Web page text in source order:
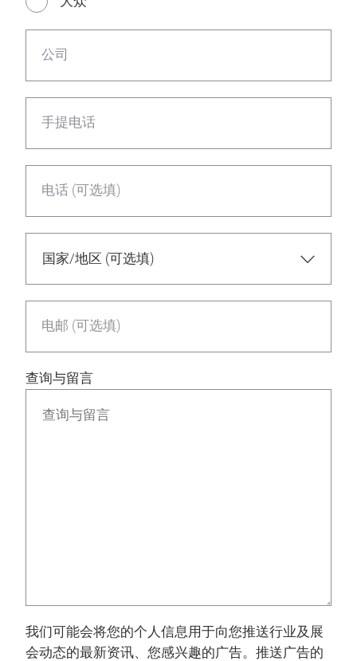
公司
手提电话
电话 (可选填)
电邮 (可选填)
查询与留言
我们可能会将您的个人信息用于向您推送行业及展
会动态的最新资讯、您感兴趣的广告。推送广告的